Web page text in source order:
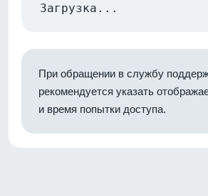
Загрузка...
При обращении в службу
рекомендуется указать
и время попытки доступа.